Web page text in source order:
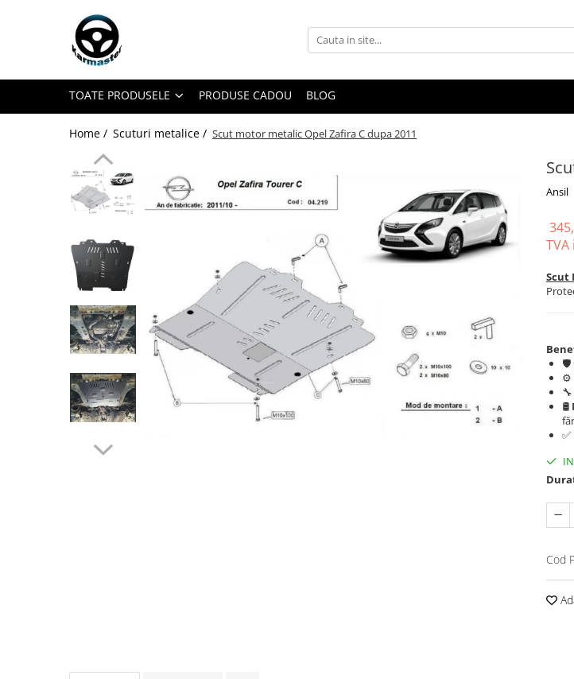
Toate Produsele
Accesorii remorci
Cabluri de frana remorci
Cuple remorci
Carlige de remorcare
Carlige Alfa Romeo
Carlige Alpine
Carlige Audi
Carlige Bmw
Carlige Cadillac
Carlige Chery
TOATE PRODUSELE PRODUSE CADOU BLOG
Home / Scuturi metalice / Scut motor metalic Opel Zafira C dupa 2011
Ansil
Scut
🛡️
⚙️
🔧
🛢️
✅
Cod